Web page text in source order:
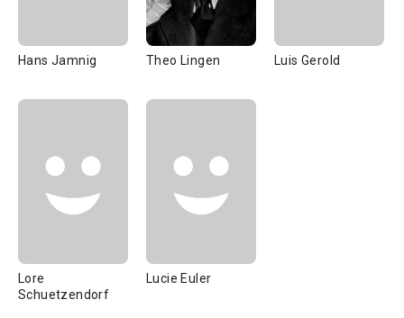
Hans Jamnig Theo Lingen Luis Gerold
Lore
Schuetzendorf
Lucie Euler